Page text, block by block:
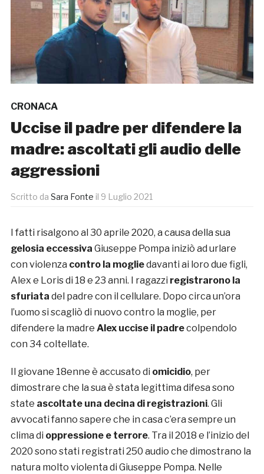
CRONACA
Uccise il padre per difendere la
madre: ascoltati gli audio delle
aggressioni
Scritto da Sara Fonte il 9 Luglio 2021
I fatti risalgono al 30 aprile 2020, a causa della sua
gelosia eccessiva Giuseppe Pompa iniziò ad urlare
con violenza contro la mogliedavanti ai loro due figli,
Alex e Loris di 18 e 23 anni. I ragazzi registrarono la
sfuriata del padre con il cellulare. Dopo circa un’ora
l’uomo si scagliò di nuovo contro la moglie, per
difendere la madre Alex uccise il padrecolpendolo
con 34 coltellate.
Il giovane 18enne è accusato di omicidio, per
dimostrare che la sua è stata legittima difesa sono
state ascoltate una decina di registrazioni. Gli
avvocati fanno sapere che in casa c’era sempre un
clima di oppressione e terrore. Tra il 2018 e l’inizio del
2020 sono stati registrati 250 audio che dimostrano la
natura molto violenta di Giuseppe Pompa. Nelle